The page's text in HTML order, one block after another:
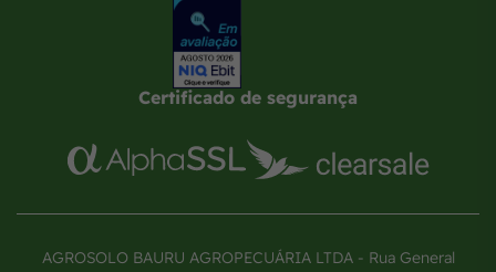
Certificado de segurança
AGROSOLO BAURU AGROPECUÁRIA LTDA - Rua General